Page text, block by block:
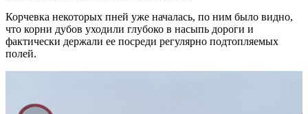
Корчевка некоторых пней уже началась, по ним было видно,
что корни дубов уходили глубоко в насыпь дороги и
фактически держали ее посреди регулярно подтопляемых
полей.